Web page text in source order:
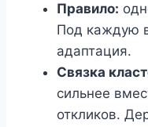
Правило:
Под каждую
адаптация.
Связка
сильнее
откликов.